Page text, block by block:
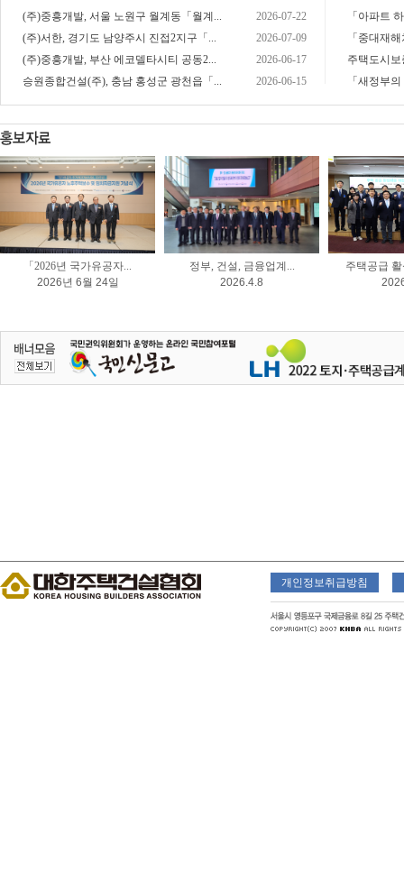
(주)중흥개발, 서울 노원구 월계동「월계...
2026-07-22
(주)서한, 경기도 남양주시 진접2지구「...
2026-07-09
(주)중흥개발, 부산 에코델타시티 공동2...
2026-06-17
승원종합건설(주), 충남 홍성군 광천읍「...
2026-06-15
「아파트
「중대재
주택도시
「새정부
「2026년 국가유공자...
2026년 6월 24일
정부, 건설, 금융업계...
2026.4.8
주택공급
개인정보취급방침